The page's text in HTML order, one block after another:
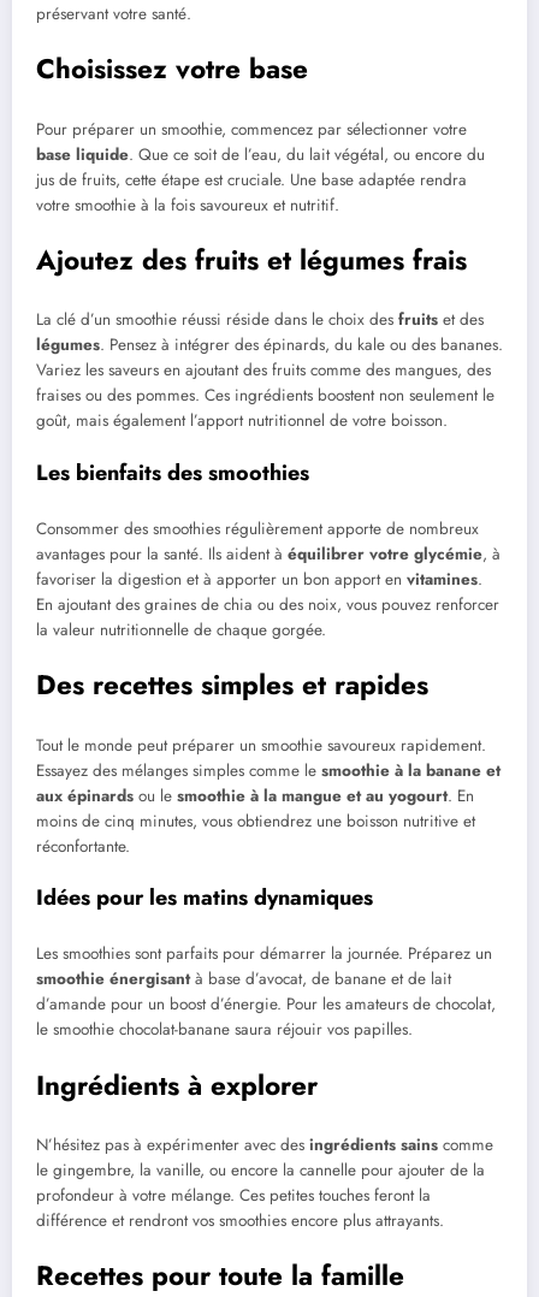
préservant votre santé.
Choisissez votre base
Pour préparer un smoothie, commencez par sélectionner votre
base liquide. Que ce soit de l’eau, du lait végétal, ou encore du
jus de fruits, cette étape est cruciale. Une base adaptée rendra
votre smoothie à la fois savoureux et nutritif.
Ajoutez des fruits et légumes frais
La clé d’un smoothie réussi réside dans le choix des fruits et des
légumes. Pensez à intégrer des épinards, du kale ou des bananes.
Variez les saveurs en ajoutant des fruits comme des mangues, des
fraises ou des pommes. Ces ingrédients boostent non seulement le
goût, mais également l’apport nutritionnel de votre boisson.
Les bienfaits des smoothies
Consommer des smoothies régulièrement apporte de nombreux
avantages pour la santé. Ils aident à équilibrer votre glycémie, à
favoriser la digestion et à apporter un bon apport en vitamines.
En ajoutant des graines de chia ou des noix, vous pouvez renforcer
la valeur nutritionnelle de chaque gorgée.
Des recettes simples et rapides
Tout le monde peut préparer un smoothie savoureux rapidement.
Essayez des mélanges simples comme le smoothie à la banane et
aux épinards ou le smoothie à la mangue et au yogourt. En
moins de cinq minutes, vous obtiendrez une boisson nutritive et
réconfortante.
Idées pour les matins dynamiques
Les smoothies sont parfaits pour démarrer la journée. Préparez un
smoothie énergisantà base d’avocat, de banane et de lait
d’amande pour un boost d’énergie. Pour les amateurs de chocolat,
le smoothie chocolat-banane saura réjouir vos papilles.
Ingrédients à explorer
N’hésitez pas à expérimenter avec des ingrédients sains comme
le gingembre, la vanille, ou encore la cannelle pour ajouter de la
profondeur à votre mélange. Ces petites touches feront la
différence et rendront vos smoothies encore plus attrayants.
Recettes pour toute la famille